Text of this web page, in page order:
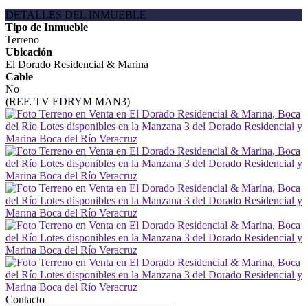
DETALLES DEL INMUEBLE
Tipo de Inmueble
Terreno
Ubicación
El Dorado Residencial & Marina
Cable
No
(REF. TV EDRYM MAN3)
Contacto